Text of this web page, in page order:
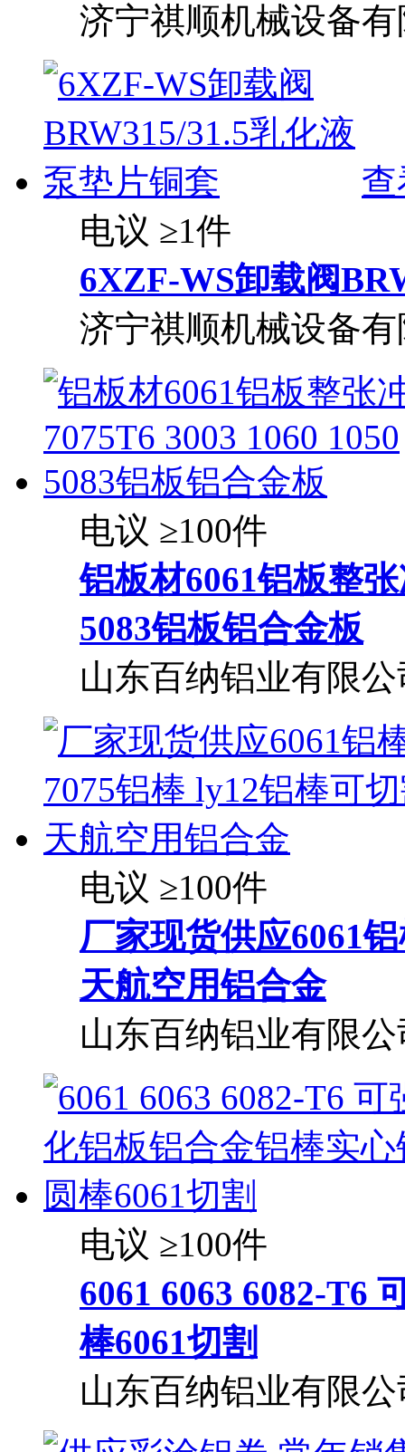
济宁祺顺机械设备
电议 ≥1件
6XZF-WS卸载阀
济宁祺顺机械设备
电议 ≥100件
铝板材6061铝板整
5083铝板铝合金板
山东百纳铝业有限公
电议 ≥100件
厂家现货供应6061
天航空用铝合金
山东百纳铝业有限公
电议 ≥100件
6061 6063 6082-T6
棒6061切割
山东百纳铝业有限公